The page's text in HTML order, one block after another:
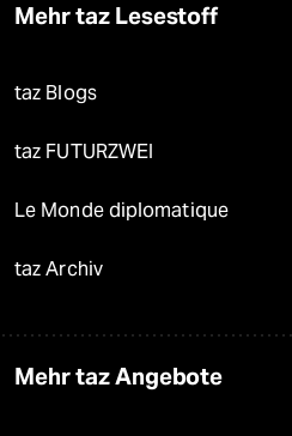
Mehr taz Lesestoff
taz Blogs
taz FUTURZWEI
Le Monde diplomatique
taz Archiv
Mehr taz Angebote